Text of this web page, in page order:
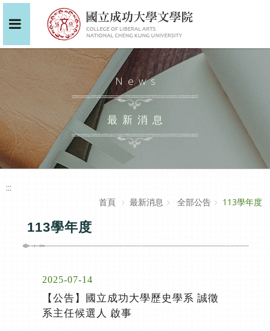
News
最新消息
:::
首頁
最新消息 全部公告 113學年度
113學年度
2025-07-14
【公告】國立成功大學歷史學系 誠徵
系主任候選人 啟事